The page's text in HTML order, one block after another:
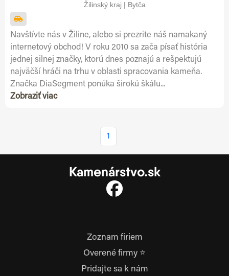
Žilinský kraj | Bytča
Navštívte nás v Žiline, alebo si prezrite náš namakaný
internetový obchod! V roku 2010 sa zača písať história
jednej silnej značky, ktorú dnes poznajú a rešpektujú
najväčší hráči na trhu v oblasti spracovania kameňa.
Značka DiaSegment ponúka širokú škálu...
Zobraziť viac
1
Kamenárstvo.sk
Zoznam firiem
Overené firmy ⭐
Pridajte sa k nám